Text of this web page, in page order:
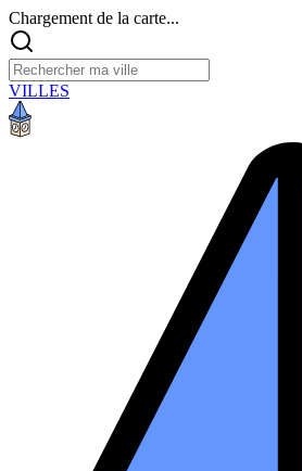
Chargement de la carte...
VILLES